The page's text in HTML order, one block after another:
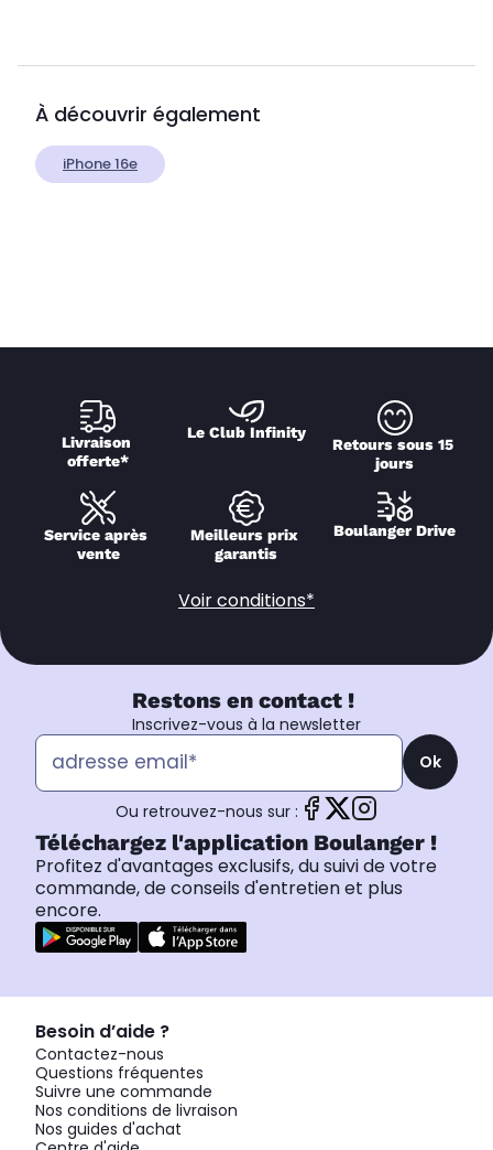
À découvrir également
iPhone 16e
Livraison
offerte*
Le Club Infinity
Retours sous 15
jours
Service après
vente
Meilleurs prix
garantis
Boulanger Drive
Voir conditions*
Restons en contact !
Inscrivez-vous à la newsletter
Ok
Ou retrouvez-nous sur :
Téléchargez l'application Boulanger !
Profitez d'avantages exclusifs, du suivi de votre
commande, de conseils d'entretien et plus
encore.
Besoin d’aide ?
Contactez-nous
Questions fréquentes
Suivre une commande
Nos conditions de livraison
Nos guides d'achat